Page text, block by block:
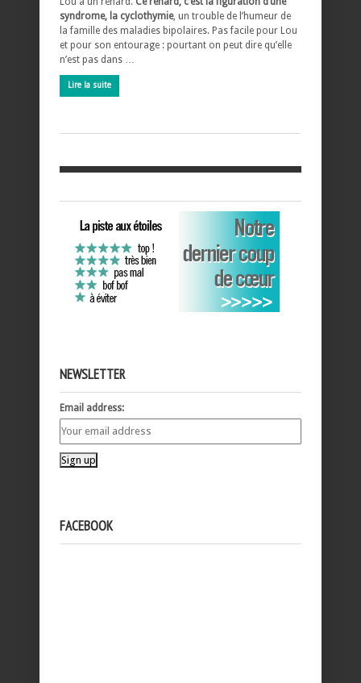
syndrome, la cyclothymie, un trouble de l’humeur de
la famille des maladies bipolaires. Pas facile pour Lou
et pour son entourage : pourtant on peut dire qu’elle
n’est pas dans …
Lire la suite
NEWSLETTER
Email address:
FACEBOOK